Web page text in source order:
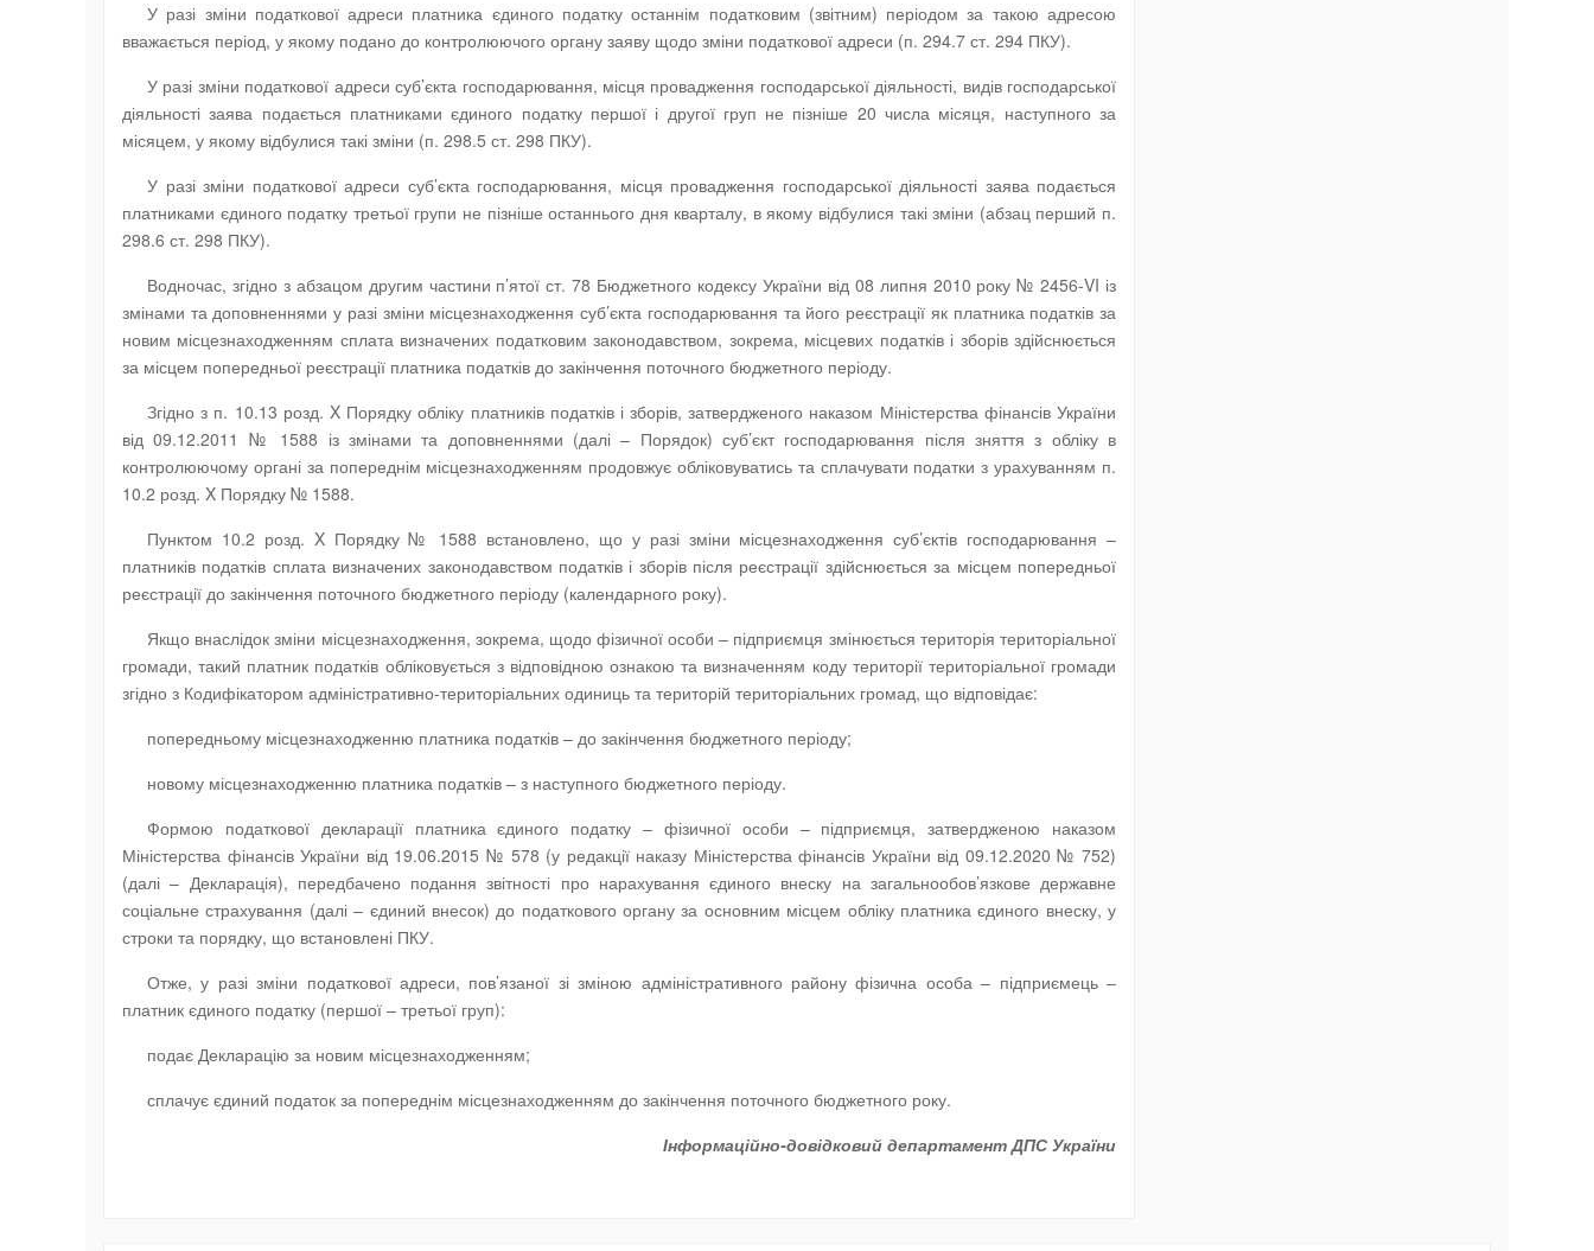
У разі зміни податкової адреси платника єдиного податку останнім податковим (звітним) періодом за такою адресою
вважається період, у якому подано до контролюючого органу заяву щодо зміни податкової адреси (п. 294.7 ст. 294 ПКУ).
У разі зміни податкової адреси суб’єкта господарювання, місця провадження господарської діяльності, видів господарської
діяльності заява подається платниками єдиного податку першої і другої груп не пізніше 20 числа місяця, наступного за
місяцем, у якому відбулися такі зміни (п. 298.5 ст. 298 ПКУ).
У разі зміни податкової адреси суб’єкта господарювання, місця провадження господарської діяльності заява подається
платниками єдиного податку третьої групи не пізніше останнього дня кварталу, в якому відбулися такі зміни (абзац перший п.
298.6 ст. 298 ПКУ).
Водночас, згідно з абзацом другим частини п’ятої ст. 78 Бюджетного кодексу України від 08 липня 2010 року № 2456-VI із
змінами та доповненнями у разі зміни місцезнаходження суб’єкта господарювання та його реєстрації як платника податків за
новим місцезнаходженням сплата визначених податковим законодавством, зокрема, місцевих податків і зборів здійснюється
за місцем попередньої реєстрації платника податків до закінчення поточного бюджетного періоду.
Згідно з п. 10.13 розд. X Порядку обліку платників податків і зборів, затвердженого наказом Міністерства фінансів України
від 09.12.2011 № 1588 із змінами та доповненнями (далі – Порядок) суб’єкт господарювання після зняття з обліку в
контролюючому органі за попереднім місцезнаходженням продовжує обліковуватись та сплачувати податки з урахуванням п.
10.2 розд. X Порядку № 1588.
Пунктом 10.2 розд. X Порядку № 1588 встановлено, що у разі зміни місцезнаходження суб’єктів господарювання –
платників податків сплата визначених законодавством податків і зборів після реєстрації здійснюється за місцем попередньої
реєстрації до закінчення поточного бюджетного періоду (календарного року).
Якщо внаслідок зміни місцезнаходження, зокрема, щодо фізичної особи – підприємця змінюється територія територіальної
громади, такий платник податків обліковується з відповідною ознакою та визначенням коду території територіальної громади
згідно з Кодифікатором адміністративно-територіальних одиниць та територій територіальних громад, що відповідає:
попередньому місцезнаходженню платника податків – до закінчення бюджетного періоду;
новому місцезнаходженню платника податків – з наступного бюджетного періоду.
Формою податкової декларації платника єдиного податку – фізичної особи – підприємця, затвердженою наказом
Міністерства фінансів України від 19.06.2015 № 578 (у редакції наказу Міністерства фінансів України від 09.12.2020 № 752)
(далі – Декларація), передбачено подання звітності про нарахування єдиного внеску на загальнообов’язкове державне
соціальне страхування (далі – єдиний внесок) до податкового органу за основним місцем обліку платника єдиного внеску, у
строки та порядку, що встановлені ПКУ.
Отже, у разі зміни податкової адреси, пов’язаної зі зміною адміністративного району фізична особа – підприємець –
платник єдиного податку (першої – третьої груп):
подає Декларацію за новим місцезнаходженням;
сплачує єдиний податок за попереднім місцезнаходженням до закінчення поточного бюджетного року.
Інформаційно-довідковий департамент ДПС України